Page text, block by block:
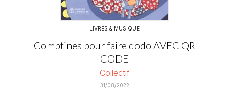
LIVRES & MUSIQUE
Comptines pour faire dodo AVEC QR
CODE
Collectif
31/08/2022